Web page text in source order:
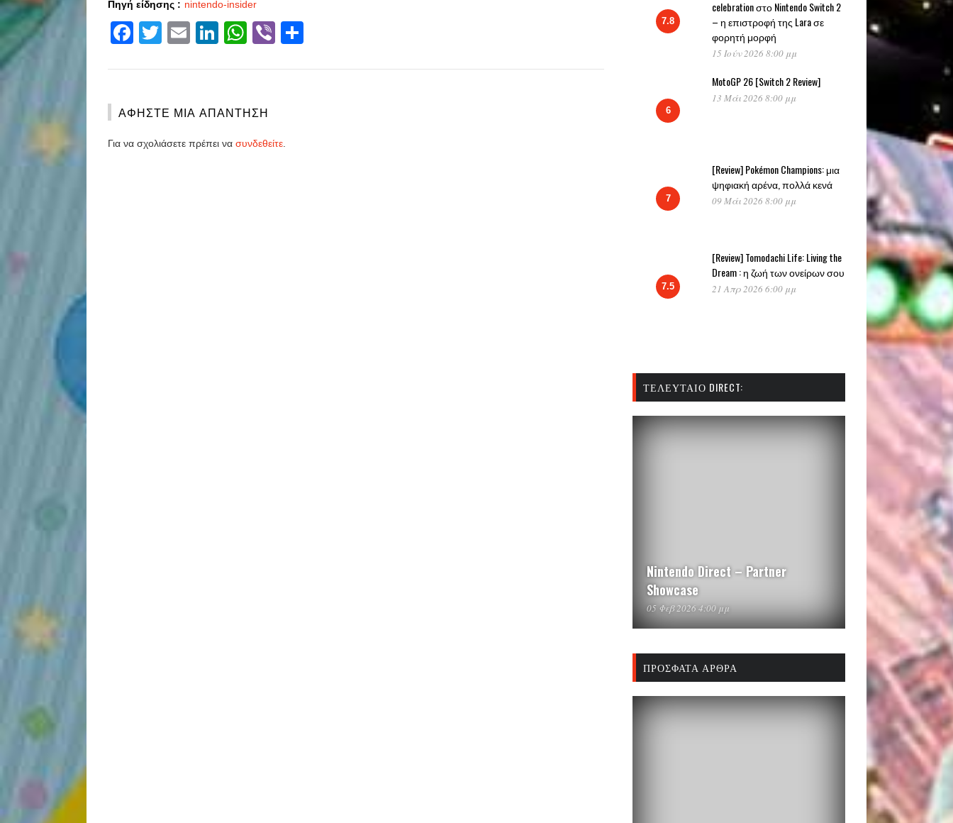
Πηγή είδησης : nintendo-insider
Facebook
Twitter
EmailLinkedIn
WhatsApp
Viber
ΑΦΉΣΤΕ ΜΙΑ ΑΠΆΝΤΗΣΗ
Για να σχολιάσετε πρέπει να συνδεθείτε
7.8
celebration στο Nintendo Switch 2
– η επιστροφή της Lara σε
φορητή μορφή
15 Ιούν 2026 8:00 μμ
6
MotoGP 26 [Switch 2 Review]
13 Μάι 2026 8:00 μμ
7
[Review] Pokémon Champions: μια
ψηφιακή αρένα, πολλά κενά
09 Μάι 2026 8:00 μμ
7.5
[Review] Tomodachi Life: Living the
Dream : η ζωή των ονείρων σου
21 Απρ 2026 6:00 μμ
ΤΕΛΕΥΤΑΊΟ DIRECT:
Nintendo Direct – Partner
Showcase
05 Φεβ 2026 4:00 μμ
ΠΡΌΣΦΑΤΑ ΆΡΘΡΑ